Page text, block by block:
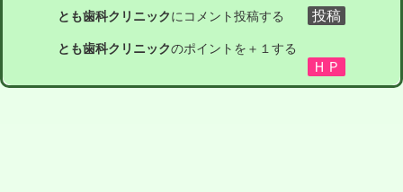
とも歯科クリニックにコメント投稿する
とも歯科クリニックのポイントを＋１する